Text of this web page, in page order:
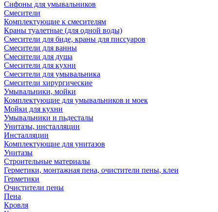
Сифоны для умывальников
Смесители
Комплектующие к смесителям
Краны туалетные (для одной воды)
Смесители для биде, краны для писсуаров
Смесители для ванны
Смесители для душа
Смесители для кухни
Смесители для умывальника
Смесители хирургические
Умывальники, мойки
Комплектующие для умывальников и моек
Мойки для кухни
Умывальники и пьдесталы
Унитазы, инсталляции
Инсталляции
Комплектующие для унитазов
Унитазы
Строительные материалы
Герметики, монтажная пена, очистители пены, клеи
Герметики
Очистители пены
Пена
Кровля